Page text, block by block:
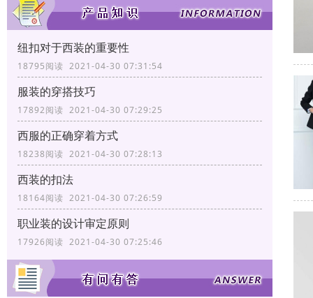
纽扣对于西装的重要性
18795阅读 2021-04-30 07:31:54
服装的穿搭技巧
17892阅读 2021-04-30 07:29:25
西服的正确穿着方式
18238阅读 2021-04-30 07:28:13
西装的扣法
18164阅读 2021-04-30 07:26:59
职业装的设计审定原则
17926阅读 2021-04-30 07:25:46